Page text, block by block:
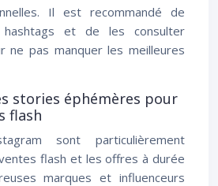
Il est recommandé de
hashtags et de les consulter
ne pas manquer les meilleures
stories éphémères pour
flash
sont particulièrement
flash et les offres à durée
marques et influenceurs